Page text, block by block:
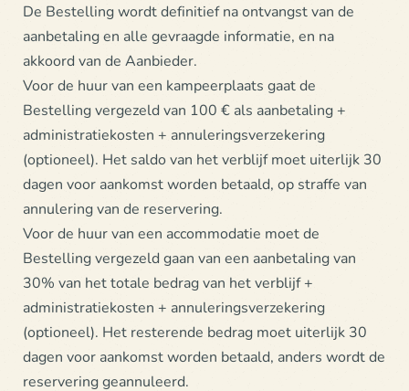
De Bestelling wordt definitief na ontvangst van de
aanbetaling en alle gevraagde informatie, en na
akkoord van de Aanbieder.
Voor de huur van een kampeerplaats gaat de
Bestelling vergezeld van 100 € als aanbetaling +
administratiekosten + annuleringsverzekering
(optioneel). Het saldo van het verblijf moet uiterlijk 30
dagen voor aankomst worden betaald, op straffe van
annulering van de reservering.
Voor de huur van een accommodatie moet de
Bestelling vergezeld gaan van een aanbetaling van
30% van het totale bedrag van het verblijf +
administratiekosten + annuleringsverzekering
(optioneel). Het resterende bedrag moet uiterlijk 30
dagen voor aankomst worden betaald, anders wordt de
reservering geannuleerd.